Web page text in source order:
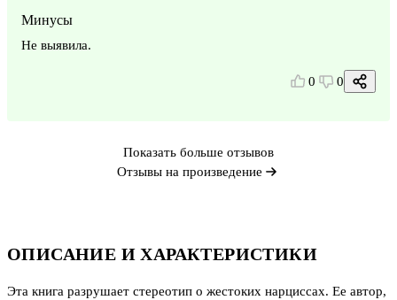
ОПИСАНИЕ И ХАРАКТЕРИСТИКИ
Эта книга разрушает стереотип о жестоких нарциссах. Ее автор,
Минусы
Не выявила.
0 0
Показать больше отзывов
Отзывы на произведение